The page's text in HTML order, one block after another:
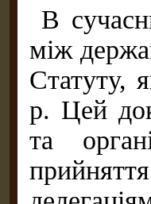
В
між
Статуту,
р. Цей
та